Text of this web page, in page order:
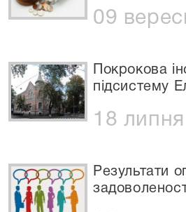
09
Покрокова
підсистему
18
Результати